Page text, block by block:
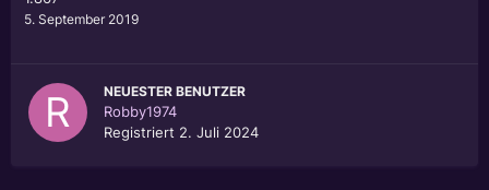
5. September 2019
NEUESTER BENUTZER
Robby1974
Registriert 2. Juli 2024